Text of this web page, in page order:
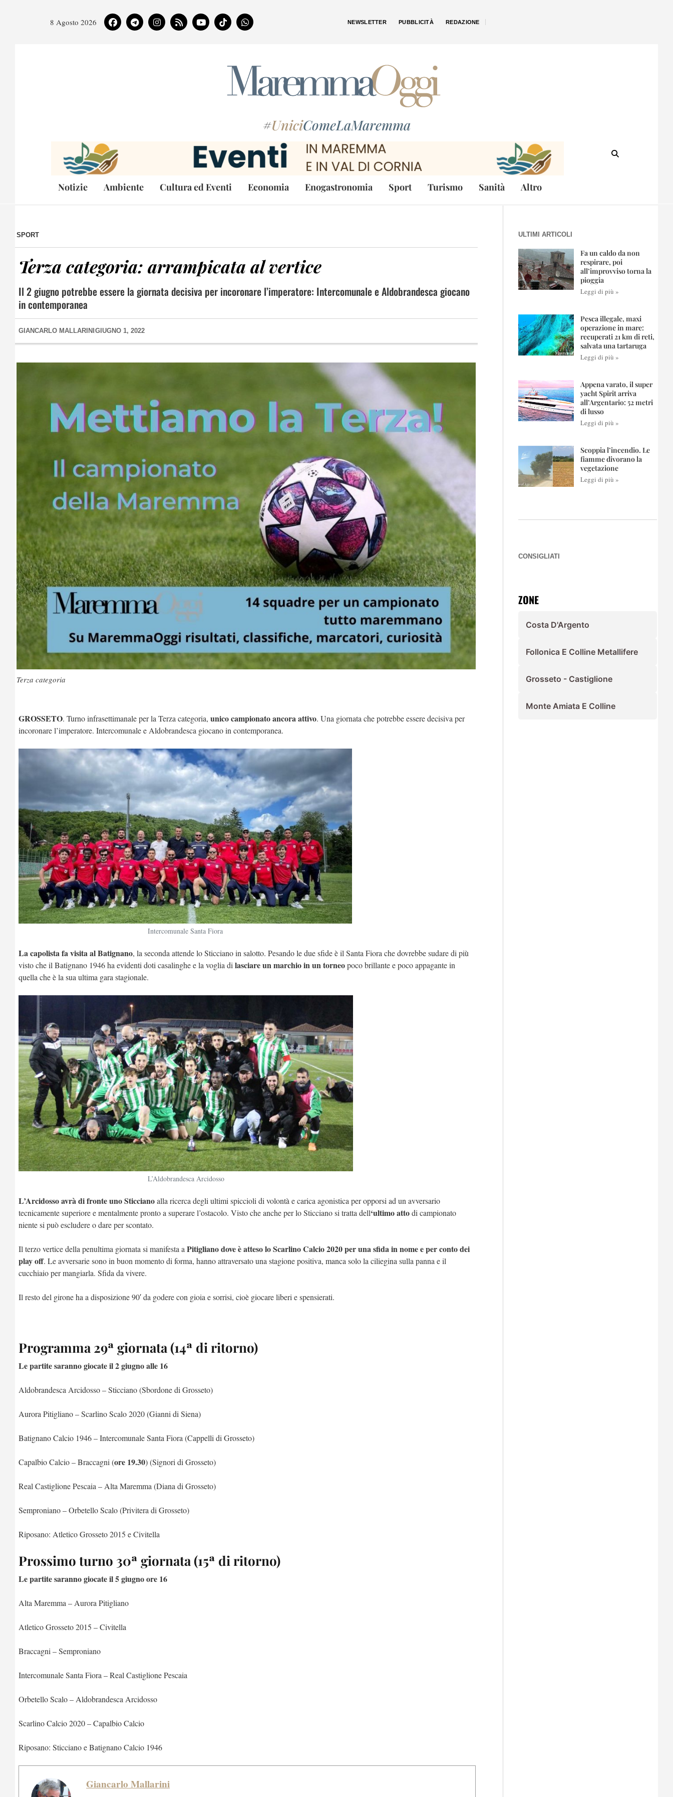
8 Agosto 2026 NEWSLETTER PUBBLICITÀ REDAZIONE
#UniciComeLaMaremma
Notizie Ambiente Cultura ed Eventi Economia Enogastronomia Sport Turismo Sanità Altro
SPORT
Terza categoria: arrampicata al vertice
Il 2 giugno potrebbe essere la giornata decisiva per incoronare l’imperatore: Intercomunale e Aldobrandesca giocano
in contemporanea
GIANCARLO MALLARINI GIUGNO 1, 2022
Terza categoria
GROSSETO. Turno infrasettimanale per la Terza categoria, unico campionato ancora attivo. Una giornata che potrebbe essere decisiva per
incoronare l’imperatore. Intercomunale e Aldobrandesca giocano in contemporanea.
Intercomunale Santa Fiora
La capolista fa visita al Batignano, la seconda attende lo Sticciano in salotto. Pesando le due sfide è il Santa Fiora che dovrebbe sudare di più
visto che il Batignano 1946 ha evidenti doti casalinghe e la voglia dilasciare un marchio in un torneopoco brillante e poco appagante in
quella che è la sua ultima gara stagionale.
L’Aldobrandesca Arcidosso
L’Arcidosso avrà di fronte uno Sticcianoalla ricerca degli ultimi spiccioli di volontà e carica agonistica per opporsi ad un avversario
tecnicamente superiore e mentalmente pronto a superare l’ostacolo. Visto che anche per lo Sticciano si tratta dell‘ultimo attodi campionato
niente si può escludere o dare per scontato.
Il terzo vertice della penultima giornata si manifesta a Pitigliano dove è atteso lo Scarlino Calcio 2020 per una sfida in nome e per conto dei
play off. Le avversarie sono in buon momento di forma, hanno attraversato una stagione positiva, manca solo la ciliegina sulla panna e il
cucchiaio per mangiarla. Sfida da vivere.
Il resto del girone ha a disposizione 90′ da godere con gioia e sorrisi, cioè giocare liberi e spensierati.
Programma 29ª giornata (14ª di ritorno)
Le partite saranno giocate il 2 giugno alle 16
Aldobrandesca Arcidosso – Sticciano (Sbordone di Grosseto)
Aurora Pitigliano – Scarlino Scalo 2020 (Gianni di Siena)
Batignano Calcio 1946 – Intercomunale Santa Fiora (Cappelli di Grosseto)
Capalbio Calcio – Braccagni (ore 19.30) (Signori di Grosseto)
Real Castiglione Pescaia – Alta Maremma (Diana di Grosseto)
Semproniano – Orbetello Scalo (Privitera di Grosseto)
Riposano: Atletico Grosseto 2015 e Civitella
Prossimo turno 30ª giornata (15ª di ritorno)
Le partite saranno giocate il 5 giugno ore 16
Alta Maremma – Aurora Pitigliano
Atletico Grosseto 2015 – Civitella
Braccagni – Semproniano
Intercomunale Santa Fiora – Real Castiglione Pescaia
Orbetello Scalo – Aldobrandesca Arcidosso
Scarlino Calcio 2020 – Capalbio Calcio
Riposano: Sticciano e Batignano Calcio 1946
Giancarlo Mallarini
ULTIMI ARTICOLI
Fa un caldo da non
respirare, poi
all’improvviso torna la
pioggia
Leggi di più »
Pesca illegale, maxi
operazione in mare:
recuperati 21 km di reti,
salvata una tartaruga
Leggi di più »
Appena varato, il super
yacht Spirit arriva
all’Argentario: 52 metri
di lusso
Leggi di più »
Scoppia l’incendio. Le
fiamme divorano la
vegetazione
Leggi di più »
CONSIGLIATI
ZONE
Costa D'Argento
Follonica E Colline Metallifere
Grosseto - Castiglione
Monte Amiata E Colline